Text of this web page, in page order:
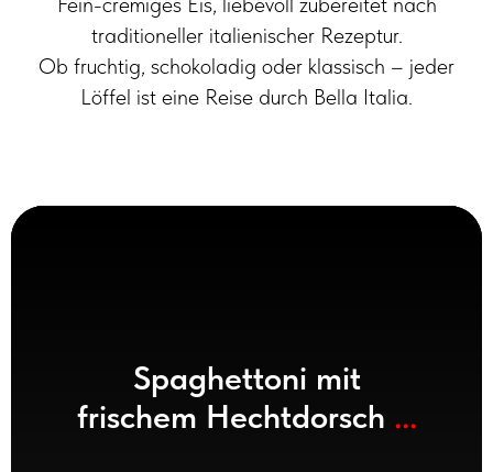
traditioneller italienischer Rezeptur.
Ob fruchtig, schokoladig oder klassisch – jeder
Löffel ist eine Reise durch Bella Italia.
Spaghettoni mit
frischem Hechtdorsch ...